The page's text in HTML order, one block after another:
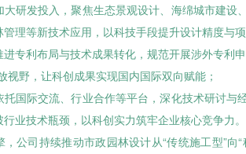
大研发投入，聚焦生态景观设计、海绵城市建
理等新技术应用，以科技手段提升设计精度与
进专利布局与技术成果转化，规范开展涉外专利
视野，让科创成果实现国内国际双向赋能；
托国际交流、行业合作等平台，深化技术研讨
业技术瓶颈，以科创实力筑牢企业核心竞争力。
，公司持续推动市政园林设计从“传统施工型”向